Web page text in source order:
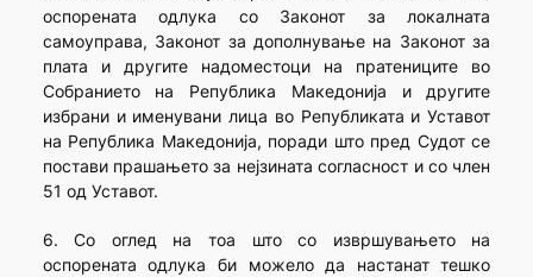
оспорената одлука со Законот за локалната
самоуправа, Законот за дополнување на Законот за
плата и другите надоместоци на пратениците во
Собранието на Република Македонија и другите
избрани и именувани лица во Републиката и Уставот
на Република Македонија, поради што пред Судот се
постави прашањето за нејзината согласност и со член
51 од Уставот.
6. Со оглед на тоа што со извршувањето на
оспорената одлука би можело да настанат тешко